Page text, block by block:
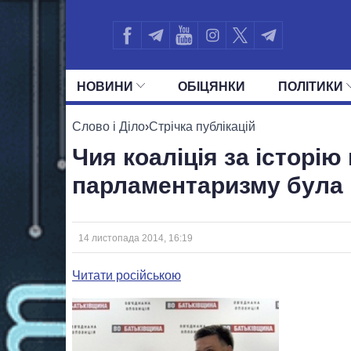
НОВИНИ ОБIЦЯНКИ ПОЛIТИКИ
УСІ ПОЛІТИКИ
Слово і Діло›Стрічка публікацій
Чия коаліція за
парламентаризму
14 листопада 2014, 16:19
Читати російською